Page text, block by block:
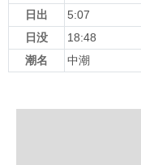
日出
5:07
日没
18:48
潮名
中潮